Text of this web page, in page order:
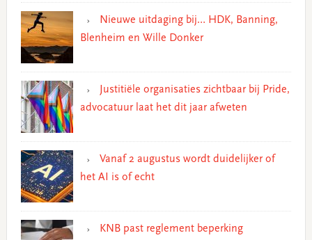
Nieuwe uitdaging bij… HDK, Banning,
Blenheim en Wille Donker
Justitiële organisaties zichtbaar bij Pride,
advocatuur laat het dit jaar afweten
Vanaf 2 augustus wordt duidelijker of
het AI is of echt
KNB past reglement beperking